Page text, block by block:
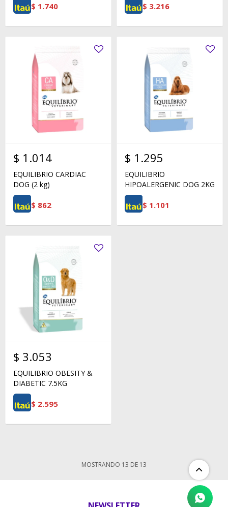
$ 1.740 $ 3.216
$ 1.014
EQUILIBRIO CARDIAC
DOG (2 kg)
$ 862
$ 1.295
EQUILIBRIO
HIPOALERGENIC DOG 2KG
$ 1.101
$ 3.053
EQUILIBRIO OBESITY &
DIABETIC 7.5KG
$ 2.595
MOSTRANDO 13 DE 13